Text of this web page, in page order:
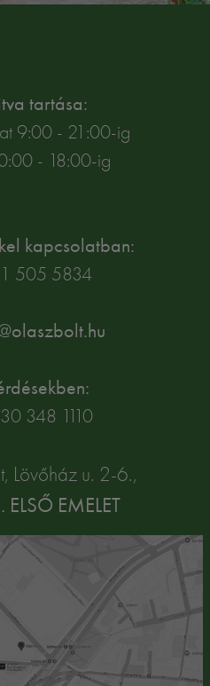
tartása:
9:00 - 21:00-ig
- 18:00-ig
kapcsolatban:
505 5834
348 1110
Lövőház u. 2-6.,
EMELET